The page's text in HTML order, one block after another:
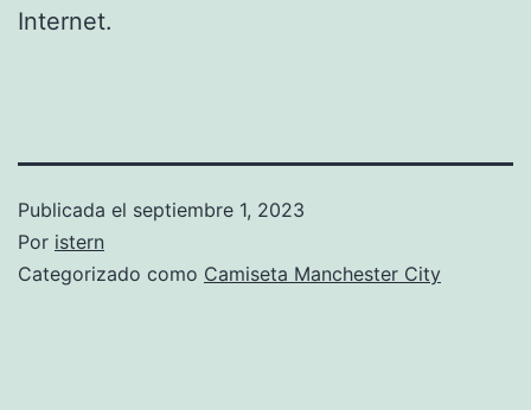
Internet.
Publicada el septiembre 1, 2023
Por istern
Categorizado como Camiseta Manchester City